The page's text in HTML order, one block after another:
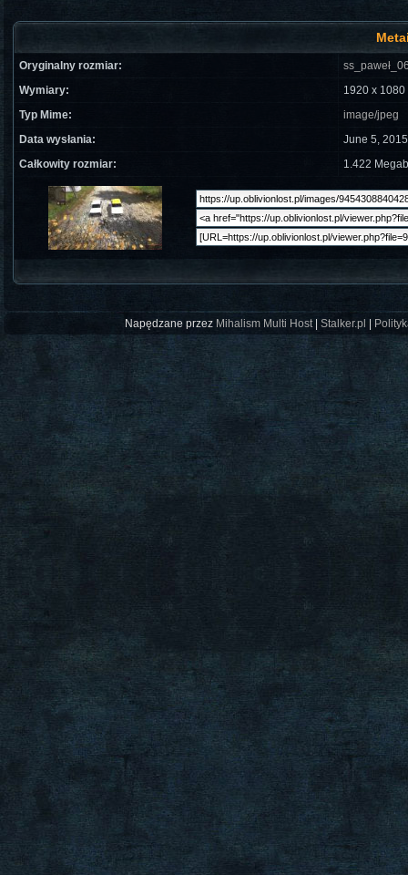
Oryginalny rozmiar:
Wymiary:
1920 x
Typ Mime:
image/jpeg
Data wysłania:
June 5,
Całkowity rozmiar:
1.422
Napędzane przez Mihalism Multi Host| Stalker.pl |